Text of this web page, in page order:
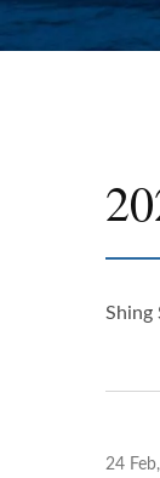
Shing
24